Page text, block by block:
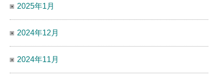
2025年1月
2024年12月
2024年11月